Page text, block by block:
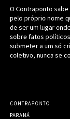
O Contraponto
pelo próprio nome
de ser um lugar
sobre fatos
submeter a um só
coletivo, nunca se
CONTRAPONTO
PARANÁ